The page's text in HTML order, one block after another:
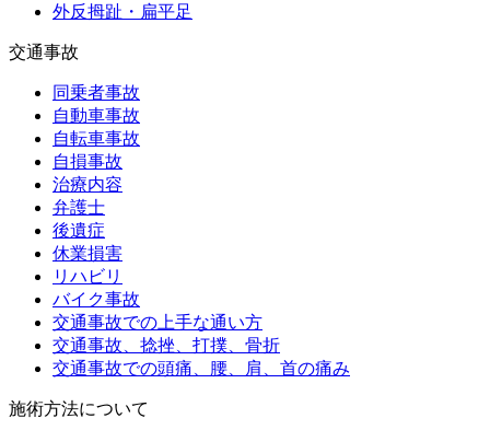
外反拇趾・扁平足
交通事故
同乗者事故
自動車事故
自転車事故
自損事故
治療内容
弁護士
後遺症
休業損害
リハビリ
バイク事故
交通事故での上手な通い方
交通事故、捻挫、打撲、骨折
交通事故での頭痛、腰、肩、首の痛み
施術方法について